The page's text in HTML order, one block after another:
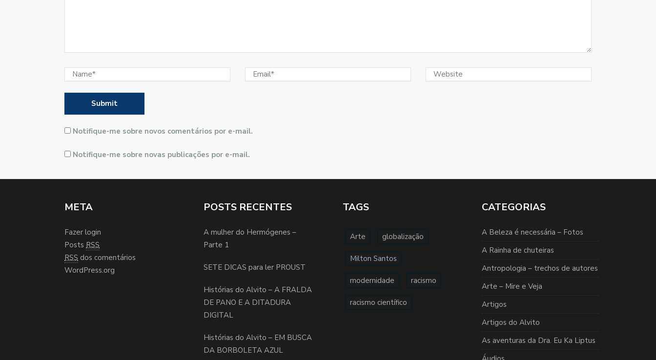
Notifique-me sobre novos comentários por e-mail.
Notifique-me sobre novas publicações por e-mail.
META
Fazer login
Posts RSS
RSS dos comentários
WordPress.org
POSTS RECENTES
A mulher do Hermógenes –
Parte 1
SETE DICAS para ler PROUST
Histórias do Alvito – A FRALDA
DE PANO E A DITADURA
DIGITAL
Histórias do Alvito – EM BUSCA
DA BORBOLETA AZUL
TAGS
Arte globalização
Milton Santos
modernidade racismo
racismo científico
CATEGORIAS
A Beleza é necessária – Fotos
A Rainha de chuteiras
Antropologia – trechos de autores
Arte – Mire e Veja
Artigos
Artigos do Alvito
As aventuras da Dra. Eu Ka Liptus